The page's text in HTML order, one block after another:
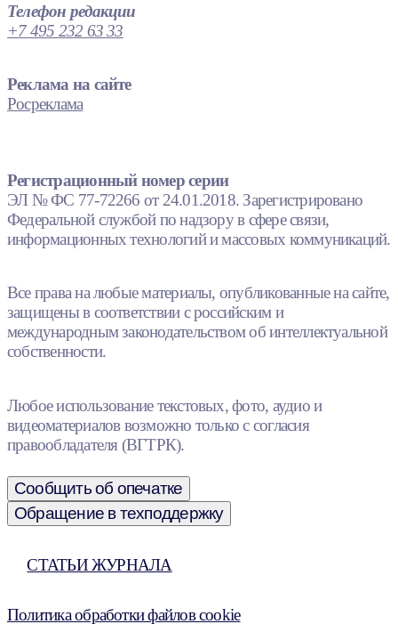
Телефон редакции
+7 495 232 63 33
Реклама на сайте
Росреклама
Регистрационный номер серии
ЭЛ № ФС 77-72266 от 24.01.2018. Зарегистрировано
Федеральной службой по надзору в сфере связи,
информационных технологий и массовых коммуникаций.
Все права на любые материалы, опубликованные на сайте,
защищены в соответствии с российским и
международным законодательством об интеллектуальной
собственности.
Любое использование текстовых, фото, аудио и
видеоматериалов возможно только с согласия
правообладателя (ВГТРК).
Сообщить об опечатке
Обращение в техподдержку
СТАТЬИ ЖУРНАЛА
Политика обработки файлов cookie